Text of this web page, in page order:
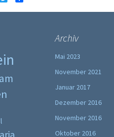
i
i
Archiv
Mai 2023
November 2021
Januar 2017
Dezember 2016
November 2016
Oktober 2016